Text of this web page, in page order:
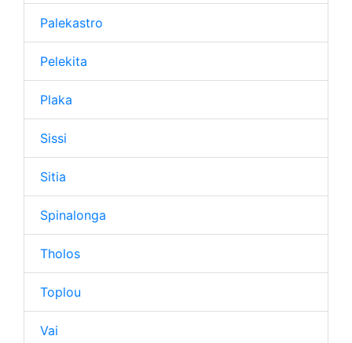
Palekastro
Pelekita
Plaka
Sissi
Sitia
Spinalonga
Tholos
Toplou
Vai